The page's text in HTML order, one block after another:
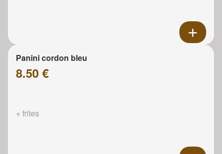
Panini cordon bleu
8.50 €
+ frites